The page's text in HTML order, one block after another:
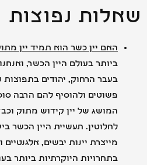
נפוצות
האם יין כשר הוא תמיד יין מתוק?
ביותר בעולם היין הכשר, ואנחנו
בעבר הרחוק, יהודים בתפוצות
פשוטים ולהוסיף להם הרבה סוכר כדי
המושג של יין קידוש מתוק וכבד.
לחלוטין. תעשיית היין הכשר בישראל,
מייצרת יינות יבשים, אלגנטיים
בתחרויות היוקרתיות ביותר בעולם.